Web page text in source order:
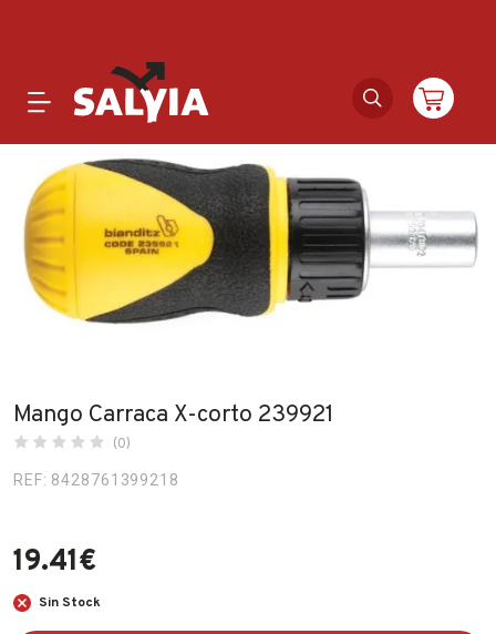
Productos
Novedades
Outlet
Marcas
Catálogos
Conócenos
Mango Carraca X-corto 239921
(0)
REF: 8428761399218
19.41€
Sin Stock